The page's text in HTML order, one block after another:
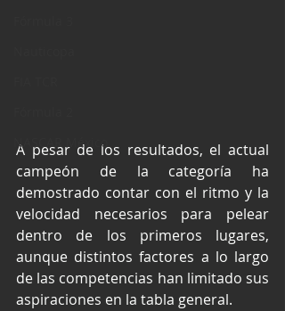
NASCAR México
A pesar de los resultados, el actual
campeón de la categoría ha
demostrado contar con el ritmo y la
velocidad necesarios para pelear
dentro de los primeros lugares,
aunque distintos factores a lo largo
de las competencias han limitado sus
aspiraciones en la tabla general.